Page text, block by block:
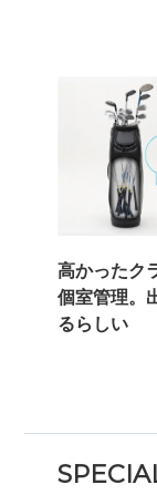
高かったク
個室管理。
るらしい